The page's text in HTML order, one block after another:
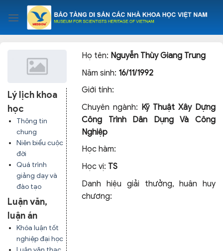
content
Lý lịch khoa
học
Thông tin
chung
Niên biểu cuộc
đời
Quá trình
giảng dạy và
đào tạo
Luận văn,
luận án
Khóa luận tốt
nghiệp đại học
Họ tên: Nguyễn Thùy Giang Trung
Năm sinh: 16/11/1992
Giới tính:
Chuyên ngành: Kỹ Thuật Xây Dựng
Công Trình Dân Dụng Và Công
Nghiệp
Học hàm:
Học vị: TS
Danh hiệu giải thưởng, huân huy
chương: